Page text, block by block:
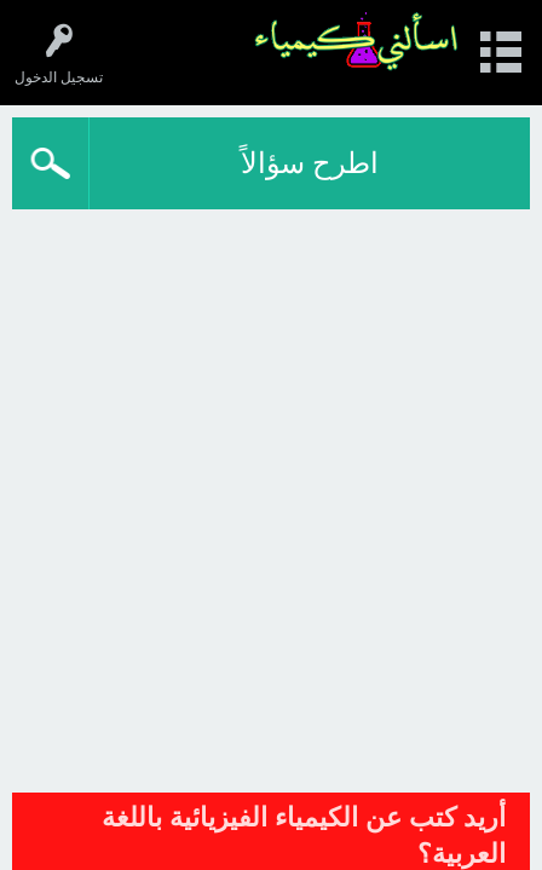
تسجيل الدخول
اطرح سؤالاً
أريد كتب عن الكيمياء الفيزيائية باللغة
العربية؟